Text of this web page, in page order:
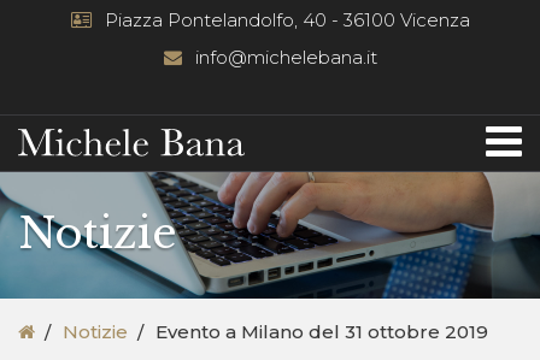
Piazza Pontelandolfo, 40 - 36100 Vicenza
info@michelebana.it
Notizie
Notizie Evento a Milano del 31 ottobre 2019